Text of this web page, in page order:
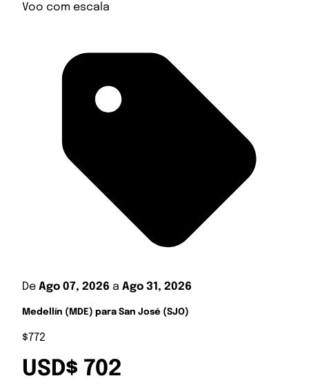
Voo com escala
De Ago 07, 2026 a Ago 31, 2026
Medellín (MDE) para San José (SJO)
$772
USD$ 702